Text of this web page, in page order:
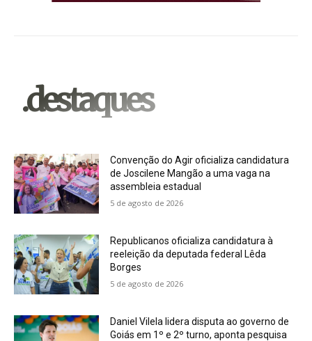
.destaques
Convenção do Agir oficializa candidatura
de Joscilene Mangão a uma vaga na
assembleia estadual
5 de agosto de 2026
Republicanos oficializa candidatura à
reeleição da deputada federal Lêda
Borges
5 de agosto de 2026
Daniel Vilela lidera disputa ao governo de
Goiás em 1º e 2º turno, aponta pesquisa